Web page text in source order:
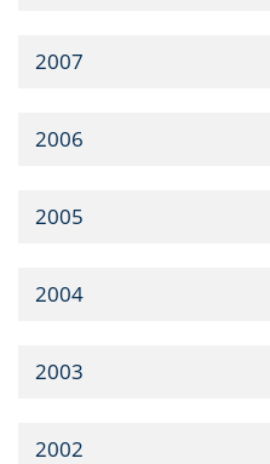
2007
2006
2005
2004
2003
2002